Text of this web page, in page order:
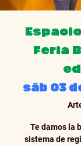
Feria
sáb 03
Te damos la
sistema de